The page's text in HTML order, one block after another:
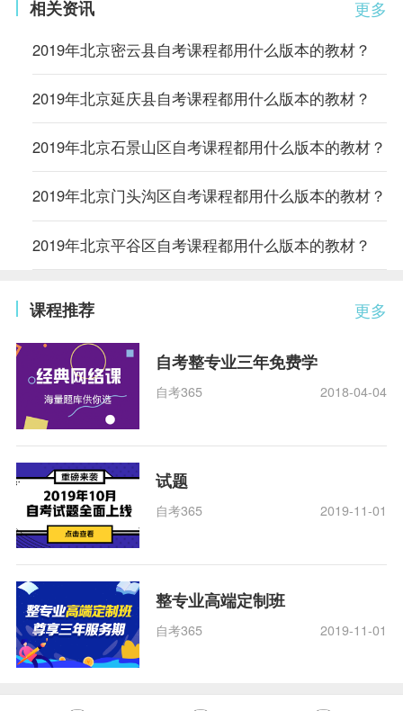
更多
相关资讯
2019年北京密云县自考课程都用什么版本的教材？
2019年北京延庆县自考课程都用什么版本的教材？
2019年北京石景山区自考课程都用什么版本的教材？
2019年北京门头沟区自考课程都用什么版本的教材？
2019年北京平谷区自考课程都用什么版本的教材？
更多
课程推荐
自考整专业三年免费学
自考365 2018-04-04
试题
自考365 2019-11-01
整专业高端定制班
自考365 2019-11-01